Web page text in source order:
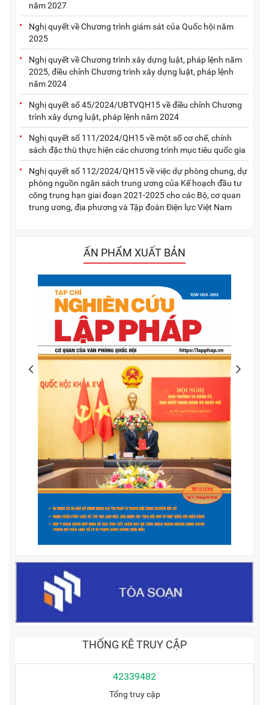
năm 2027
Nghị quyết về Chương trình giám sát của Quốc hội năm
2025
Nghị quyết về Chương trình xây dựng luật, pháp lệnh năm
2025, điều chỉnh Chương trình xây dựng luật, pháp lệnh
năm 2024
Nghị quyết số 45/2024/UBTVQH15 về điều chỉnh Chương
trình xây dựng luật, pháp lệnh năm 2024
Nghị quyết số 111/2024/QH15 về một số cơ chế, chính
sách đặc thù thực hiện các chương trình mục tiêu quốc gia
Nghị quyết số 112/2024/QH15 về việc dự phòng chung, dự
phòng nguồn ngân sách trung ương của Kế hoạch đầu tư
công trung hạn giai đoạn 2021-2025 cho các Bộ, cơ quan
trung ương, địa phương và Tập đoàn Điện lực Việt Nam
ẤN PHẨM XUẤT BẢN
THỐNG KÊ TRUY CẬP
42339482
Tổng truy cập